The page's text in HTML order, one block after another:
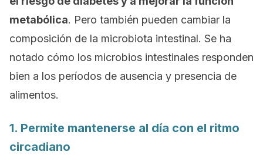
metabólica. Pero también pueden cambiar la
composición de la microbiota intestinal. Se ha
notado cómo los microbios intestinales responden
bien a los períodos de ausencia y presencia de
alimentos.
1. Permite mantenerse al día con el ritmo
circadiano